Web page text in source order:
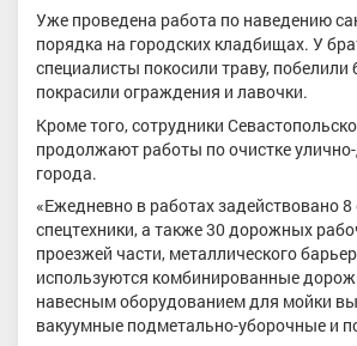
Уже проведена работа по наведению
порядка на городских кладбищах. У
специалисты покосили траву,
покрасили ограждения и лавочки.
Кроме того, сотрудники
продолжают работы по очистке
города.
«Ежедневно в работах задействовано
спецтехники, а также 30 дорожных
проезжей части, металлического
используются комбинированные
навесным оборудованием для мойки
вакуумные подметально-уборочные и